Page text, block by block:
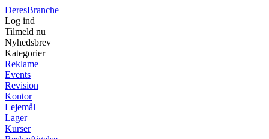
DeresBranche
Log ind
Tilmeld nu
Nyhedsbrev
Kategorier
Reklame
Events
Revision
Kontor
Lejemål
Lager
Kurser